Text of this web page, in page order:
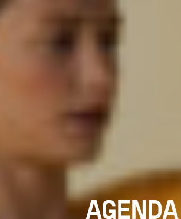
AGENDA